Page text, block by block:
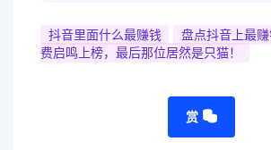
抖音里面什么最赚钱
盘点抖音上最赚
费启鸣上榜，最后那位居然是只猫！
赏